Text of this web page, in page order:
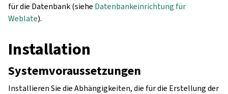
für die Datenbank (siehe Datenbankeinrichtung für
Weblate).
Installation
Systemvoraussetzungen
Installieren Sie die Abhängigkeiten, die für die Erstellung der